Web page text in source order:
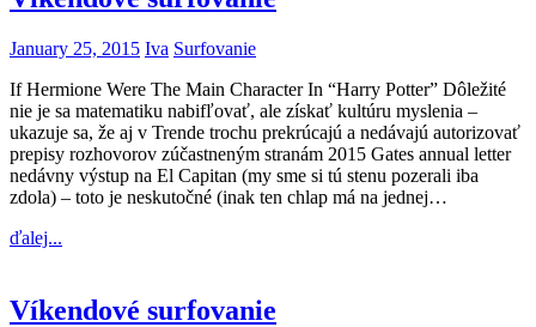
January 25, 2015 Iva Surfovanie
If Hermione Were The Main Character In “Harry Potter” Dôležité
nie je sa matematiku nabifľovať, ale získať kultúru myslenia –
ukazuje sa, že aj v Trende trochu prekrúcajú a nedávajú autorizovať
prepisy rozhovorov zúčastneným stranám 2015 Gates annual letter
nedávny výstup na El Capitan (my sme si tú stenu pozerali iba
zdola) – toto je neskutočné (inak ten chlap má na jednej…
ďalej...
Víkendové surfovanie